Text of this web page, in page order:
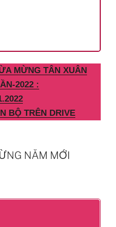
MỪNG TÂN XUÂN
2022 :
BỘ TRÊN DRIVE
NĂM MỚI